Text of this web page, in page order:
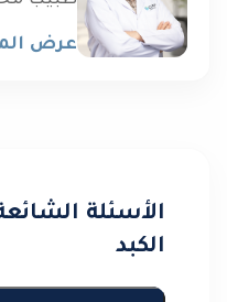
عرض
الأسئلة
الكبد